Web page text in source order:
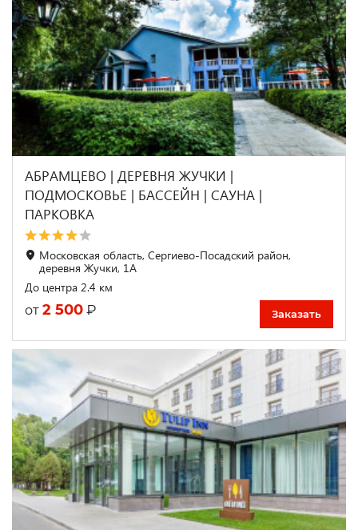
АБРАМЦЕВО | ДЕРЕВНЯ ЖУЧКИ |
ПОДМОСКОВЬЕ | БАССЕЙН | САУНА |
ПАРКОВКА
Московская область, Сергиево-Посадский район,
деревня Жучки, 1А
До центра 2.4 км
от 2 500 ₽ Заказать